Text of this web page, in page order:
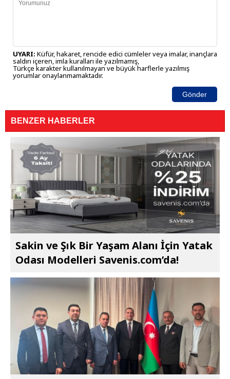
UYARI: Küfür, hakaret, rencide edici cümleler veya imalar, inançlara
saldırı içeren, imla kuralları ile yazılmamış,
Türkçe karakter kullanılmayan ve büyük harflerle yazılmış
yorumlar onaylanmamaktadır.
Gönder
BENZER HABERLER
Sakin ve Şık Bir Yaşam Alanı İçin Yatak
Odası Modelleri Savenis.com’da!